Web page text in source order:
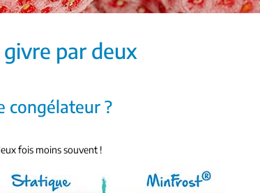
par deux
congélateur ?
fois moins souvent !